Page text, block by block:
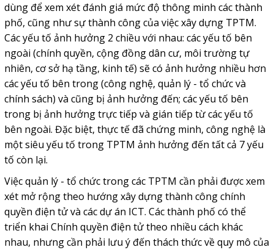
dùng để xem xét đánh giá mức độ thông minh các thành
phố, cũng như sự thành công của việc xây dựng TPTM.
Các yếu tố ảnh hưởng 2 chiều với nhau: các yếu tố bên
ngoài (chính quyền, cộng đồng dân cư, môi trường tự
nhiên, cơ sở hạ tầng, kinh tế) sẽ có ảnh hưởng nhiều hơn
các yếu tố bên trong (công nghệ, quản lý - tổ chức và
chính sách) và cũng bị ảnh hưởng đến; các yếu tố bên
trong bị ảnh hưởng trực tiếp và gián tiếp từ các yếu tố
bên ngoài. Đặc biệt, thực tế đã chứng minh, công nghệ là
một siêu yếu tố trong TPTM ảnh hưởng đến tất cả 7 yếu
tố còn lại.
Việc quản lý - tổ chức trong các TPTM cần phải được xem
xét mở rộng theo hướng xây dựng thành công chính
quyền điện tử và các dự án ICT. Các thành phố có thể
triển khai Chính quyền điện tử theo nhiều cách khác
nhau, nhưng cần phải lưu ý đến thách thức về quy mô của